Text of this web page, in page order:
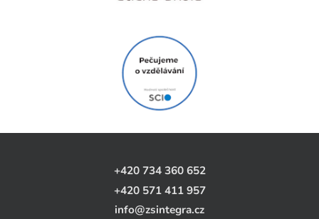
+420 734 360 652
+420 571 411 957
info@zsintegra.cz